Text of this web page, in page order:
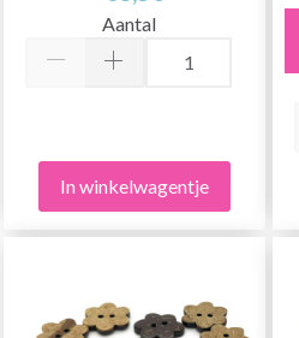
Aantal
In winkelwagentje